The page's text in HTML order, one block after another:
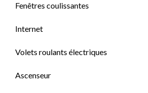
Fenêtres coulissantes
Internet
Volets roulants électriques
Ascenseur